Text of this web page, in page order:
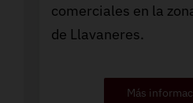
comerciales en la
de Llavaneres.
Más